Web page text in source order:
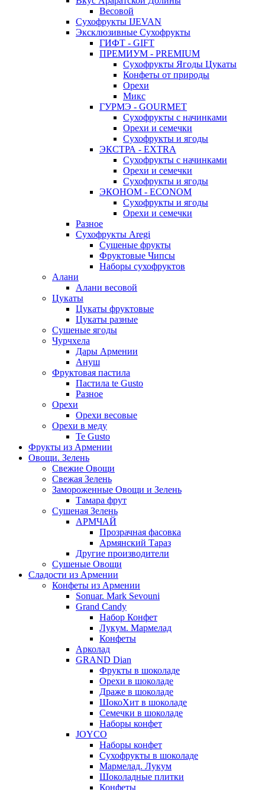
Весовой
Сухофрукты IJEVAN
Эксклюзивные Сухофрукты
ГИФТ - GIFT
ПРЕМИУМ - PREMIUM
Сухофрукты Ягоды Цукаты
Конфеты от природы
Орехи
Микс
ГУРМЭ - GOURMET
Сухофрукты с начинками
Орехи и семечки
Сухофрукты и ягоды
ЭКСТРА - EXTRA
Сухофрукты с начинками
Орехи и семечки
Сухофрукты и ягоды
ЭКОНОМ - ECONOM
Сухофрукты и ягоды
Орехи и семечки
Разное
Сухофрукты Aregi
Сушеные фрукты
Фруктовые Чипсы
Наборы сухофруктов
Алани
Алани весовой
Цукаты
Цукаты фруктовые
Цукаты разные
Сушеные ягоды
Чурчхела
Дары Армении
Ануш
Фруктовая пастила
Пастила te Gusto
Разное
Орехи
Орехи весовые
Орехи в меду
Te Gusto
Фрукты из Армении
Овощи. Зелень
Свежие Овощи
Свежая Зелень
Замороженные Овощи и Зелень
Тамара фрут
Сушеная Зелень
АРМЧАЙ
Прозрачная фасовка
Армянский Тараз
Другие производители
Сушеные Овощи
Сладости из Армении
Конфеты из Армении
Sonuar. Mark Sevouni
Grand Candy
Набор Конфет
Лукум. Мармелад
Конфеты
Арколад
GRAND Dian
Фрукты в шоколаде
Орехи в шоколаде
Драже в шоколаде
ШокоХит в шоколаде
Семечки в шоколаде
Наборы конфет
JOYCO
Наборы конфет
Сухофрукты в шоколаде
Мармелад. Лукум
Шоколадные плитки
Конфеты